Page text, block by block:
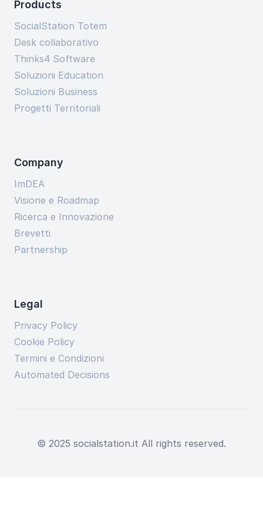
Products
SocialStation Totem
Desk collaborativo
Thinks4 Software
Soluzioni Education
Soluzioni Business
Progetti Territoriali
Company
ImDEA
Visione e Roadmap
Ricerca e Innovazione
Brevetti
Partnership
Legal
Privacy Policy
Cookie Policy
Termini e Condizioni
Automated Decisions
© 2025 socialstation.it All rights reserved.